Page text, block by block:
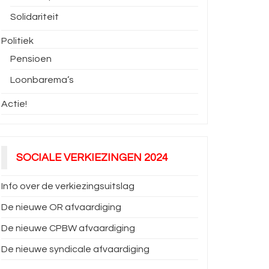
Solidariteit
Politiek
Pensioen
Loonbarema’s
Actie!
SOCIALE VERKIEZINGEN 2024
Info over de verkiezingsuitslag
De nieuwe OR afvaardiging
De nieuwe CPBW afvaardiging
De nieuwe syndicale afvaardiging